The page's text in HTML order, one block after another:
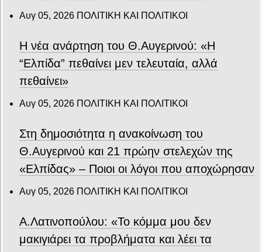
Αυγ 05, 2026 ΠΟΛΙΤΙΚΗ ΚΑΙ ΠΟΛΙΤΙΚΟΙ
Η νέα ανάρτηση του Θ.Αυγερινού: «Η
“Ελπίδα” πεθαίνει μεν τελευταία, αλλά
πεθαίνει»
Αυγ 05, 2026 ΠΟΛΙΤΙΚΗ ΚΑΙ ΠΟΛΙΤΙΚΟΙ
Στη δημοσιότητα η ανακοίνωση του
Θ.Αυγερινού και 21 πρώην στελεχών της
«Ελπίδας» – Ποιοι οι λόγοι που αποχώρησαν
Αυγ 05, 2026 ΠΟΛΙΤΙΚΗ ΚΑΙ ΠΟΛΙΤΙΚΟΙ
Α.Λατινοπούλου: «Το κόμμα μου δεν
μακιγιάρει τα προβλήματα και λέει τα